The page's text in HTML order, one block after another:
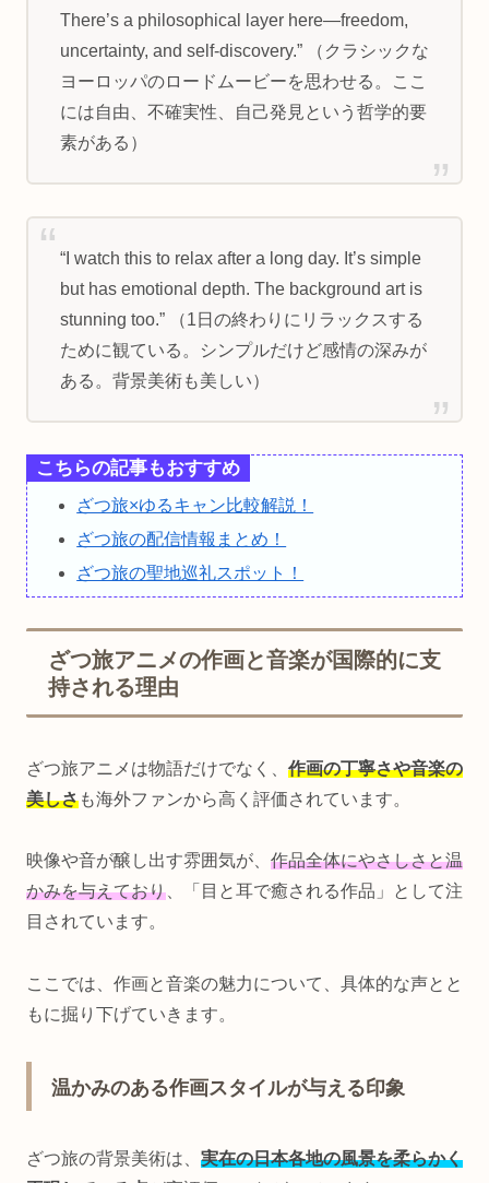
There’s a philosophical layer here—freedom,
uncertainty, and self-discovery.” （クラシックな
ヨーロッパのロードムービーを思わせる。ここ
には自由、不確実性、自己発見という哲学的要
素がある）
“I watch this to relax after a long day. It’s simple
but has emotional depth. The background art is
stunning too.” （1日の終わりにリラックスする
ために観ている。シンプルだけど感情の深みが
ある。背景美術も美しい）
こちらの記事もおすすめ
ざつ旅×ゆるキャン比較解説！
ざつ旅の配信情報まとめ！
ざつ旅の聖地巡礼スポット！
ざつ旅アニメの作画と音楽が国際的に支
持される理由
ざつ旅アニメは物語だけでなく、 作画の丁寧さや音楽の
美しさも海外ファンから高く評価されています。
映像や音が醸し出す雰囲気が、 作品全体にやさしさと温
かみを与えており、「目と耳で癒される作品」として注
目されています。
ここでは、作画と音楽の魅力について、具体的な声とと
もに掘り下げていきます。
温かみのある作画スタイルが与える印象
ざつ旅の背景美術は、 実在の日本各地の風景を柔らかく